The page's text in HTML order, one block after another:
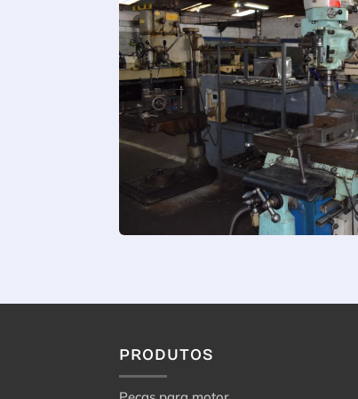
PRODUTOS